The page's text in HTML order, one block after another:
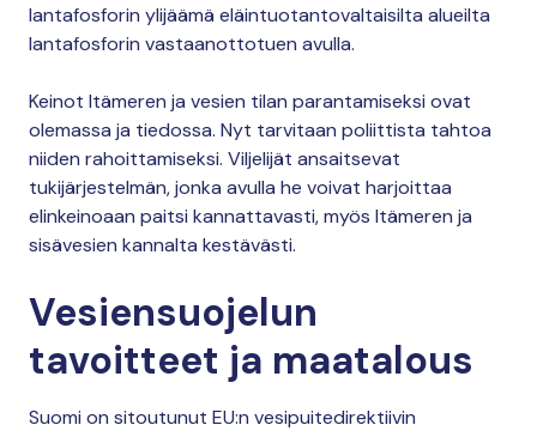
lantafosforin ylijäämä eläintuotantovaltaisilta alueilta
lantafosforin vastaanottotuen avulla.
Keinot Itämeren ja vesien tilan parantamiseksi ovat
olemassa ja tiedossa. Nyt tarvitaan poliittista tahtoa
niiden rahoittamiseksi. Viljelijät ansaitsevat
tukijärjestelmän, jonka avulla he voivat harjoittaa
elinkeinoaan paitsi kannattavasti, myös Itämeren ja
sisävesien kannalta kestävästi.
Vesiensuojelun
tavoitteet ja maatalous
Suomi on sitoutunut EU:n vesipuitedirektiivin